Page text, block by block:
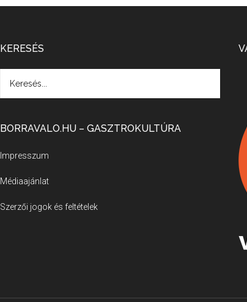
KERESÉS
BORRAVALO.HU – GASZTROKULTÚRA
Impresszum
Médiaajánlat
Szerzői jogok és feltételek